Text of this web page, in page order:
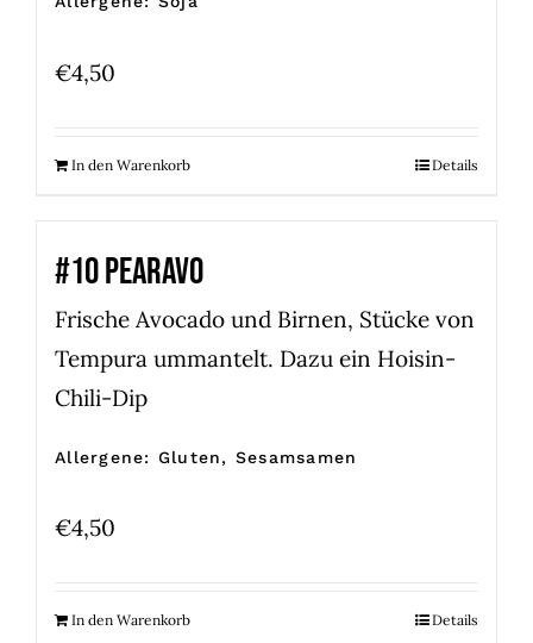
€4,50
In den Warenkorb Details
#10 PEARAVO
Frische Avocado und Birnen, Stücke von
Tempura ummantelt. Dazu ein Hoisin-
Chili-Dip
Allergene: Gluten, Sesamsamen
€4,50
In den Warenkorb Details